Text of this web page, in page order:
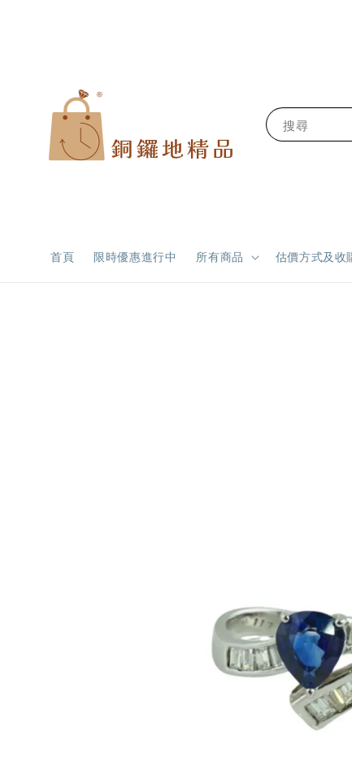
搜尋
首頁 限時優惠進行中 所有商品 估價方式及收